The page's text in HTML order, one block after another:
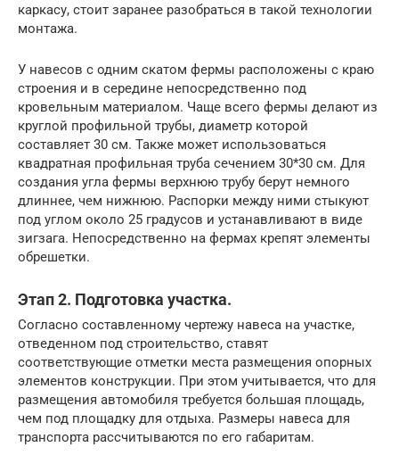
каркасу, стоит заранее разобраться в такой технологии
монтажа.
У навесов с одним скатом фермы расположены с краю
строения и в середине непосредственно под
кровельным материалом. Чаще всего фермы делают из
круглой профильной трубы, диаметр которой
составляет 30 см. Также может использоваться
квадратная профильная труба сечением 30*30 см. Для
создания угла фермы верхнюю трубу берут немного
длиннее, чем нижнюю. Распорки между ними стыкуют
под углом около 25 градусов и устанавливают в виде
зигзага. Непосредственно на фермах крепят элементы
обрешетки.
Этап 2. Подготовка участка.
Согласно составленному чертежу навеса на участке,
отведенном под строительство, ставят
соответствующие отметки места размещения опорных
элементов конструкции. При этом учитывается, что для
размещения автомобиля требуется большая площадь,
чем под площадку для отдыха. Размеры навеса для
транспорта рассчитываются по его габаритам.